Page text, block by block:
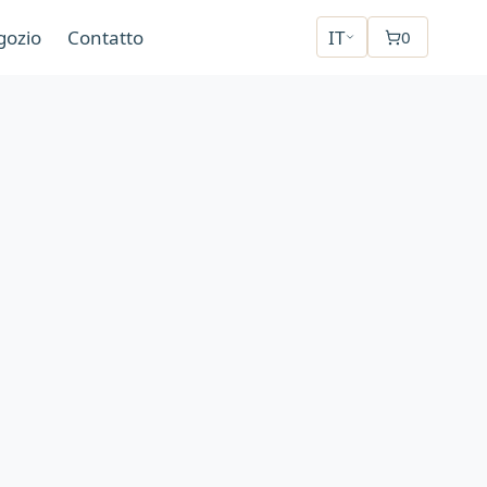
Contatto IT 0